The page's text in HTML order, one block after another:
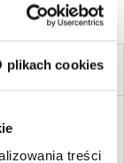
plikach cookies
treści